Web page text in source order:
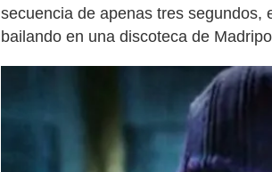
secuencia de apenas tres segundos,
bailando en una discoteca de